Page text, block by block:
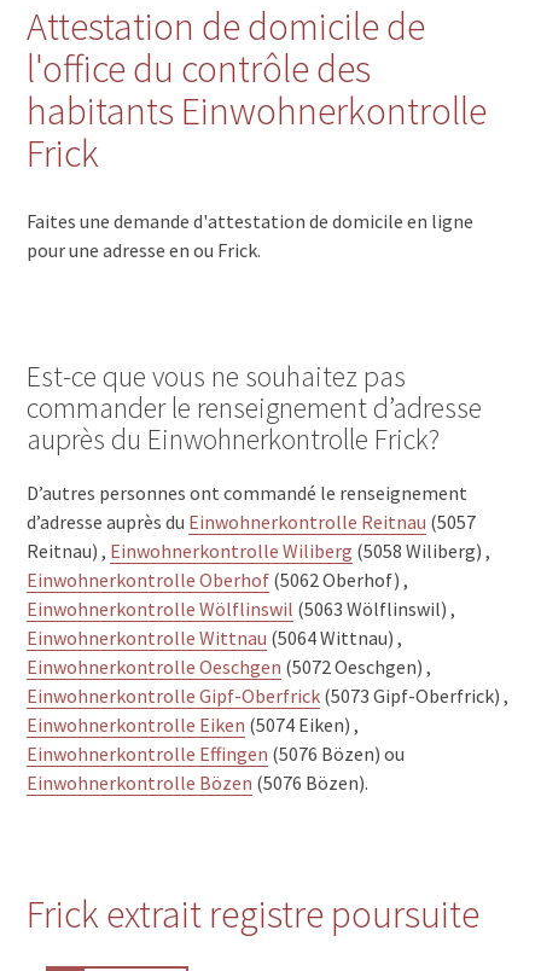
Attestation de domicile de
l'office du contrôle des
habitants Einwohnerkontrolle
Frick
Faites une demande d'attestation de domicile en ligne
pour une adresse en ou Frick.
Est-ce que vous ne souhaitez pas
commander le renseignement d’adresse
auprès du Einwohnerkontrolle Frick?
D’autres personnes ont commandé le renseignement
d’adresse auprès du Einwohnerkontrolle Reitnau (5057
Reitnau) , Einwohnerkontrolle Wiliberg (5058 Wiliberg) ,
Einwohnerkontrolle Oberhof (5062 Oberhof) ,
Einwohnerkontrolle Wölflinswil (5063 Wölflinswil) ,
Einwohnerkontrolle Wittnau (5064 Wittnau) ,
Einwohnerkontrolle Oeschgen (5072 Oeschgen) ,
Einwohnerkontrolle Gipf-Oberfrick (5073 Gipf-Oberfrick) ,
Einwohnerkontrolle Eiken (5074 Eiken) ,
Einwohnerkontrolle Effingen (5076 Bözen) ou
Einwohnerkontrolle Bözen (5076 Bözen).
Frick extrait registre poursuite